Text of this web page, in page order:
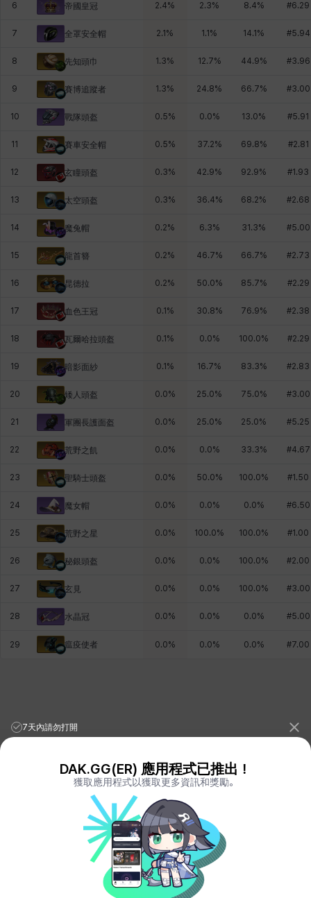
6 帝國皇冠 2.4% 2.3% 8.4% #6.29
7 全罩安全帽 2.1 % 1.1 % 14.1 % #5.94
8 先知頭巾 1.3% 12.7% 44.9% #3.96
9 賽博追蹤者 1.3% 24.8% 66.7% #3.00
10 戰隊頭盔 0.5% 0.0% 13.0% #5.91
11 賽車安全帽 0.5% 37.2% 69.8% #2.81
12 玄瞳頭盔 0.3% 42.9% 92.9% #1.93
13 太空頭盔 0.3% 36.4% 68.2% #2.68
14 魔兔帽 0.2% 6.3% 31.3% #5.00
15 龍首簪 0.2% 46.7% 66.7% #2.73
16 昆德拉 0.2% 50.0% 85.7% #2.29
17 血色王冠 0.1 % 30.8% 76.9% #2.38
18 瓦爾哈拉頭盔 0.1 % 0.0% 100.0% #2.29
19 暗影面紗 0.1 % 16.7% 83.3% #2.83
20 矮人頭盔 0.0% 25.0% 75.0% #3.00
21 軍團長護面盔 0.0% 25.0% 25.0% #5.25
22 荒野之飢 0.0% 0.0% 33.3% #4.67
23 聖騎士頭盔 0.0% 50.0% 100.0% #1.50
24 魔女帽 0.0% 0.0% 0.0% #6.50
25 荒野之星 0.0% 100.0% 100.0% #1.00
26 秘銀頭盔 0.0% 0.0% 100.0% #2.00
27 玄見 0.0% 0.0% 100.0% #3.00
28 水晶冠 0.0% 0.0% 0.0% #5.00
29 瘟疫使者 0.0% 0.0% 0.0% #7.00
League of Legends StatsPORO.GG
Teamfight Tactics Stats
LOLCHESS.GG
VALORANT.DAK.GG
PUBG.DAK.GG
Eternal Return StatsER.DAK.GG
Genshin Impact Stats
GENSHIN.DAK.GG
DEADLOCK.DAK.GG
7天內請勿打開
DAK.GG(ER) 應用程式已推出！
獲取應用程式以獲取更多資訊和獎勵。